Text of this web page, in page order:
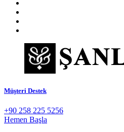
Müşteri Destek
+90 258 225 5256
Hemen Başla